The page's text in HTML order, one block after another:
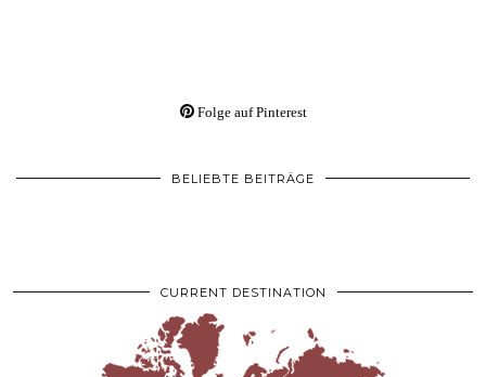
Folge auf Pinterest
BELIEBTE BEITRÄGE
CURRENT DESTINATION